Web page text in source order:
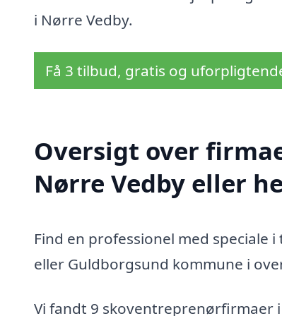
i Nørre Vedby.
Få 3 tilbud, gratis og
Oversigt over
Nørre Vedby eller
Find en professionel med
eller Guldborgsund kommune i
Vi fandt 9 skoventreprenørfirmaer